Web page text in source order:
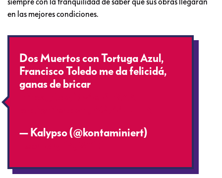
en las mejores condiciones.
Dos Muertos con Tortuga Azul,
Francisco Toledo me da felicidá,
ganas de bricar
— Kalypso (@kontaminiert)